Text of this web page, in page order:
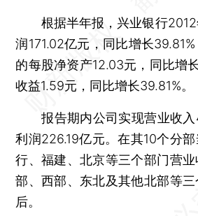
根据半年报，兴业银行2012
润171.02亿元，同比增长
的每股净资产12.03元，同比增
收益1.59元，同比增长39.81%。
报告期内公司实现营业收入
利润226.19亿元。在其10个分
行、福建、北京等三个部门营
部、西部、东北及其他北部等
后。